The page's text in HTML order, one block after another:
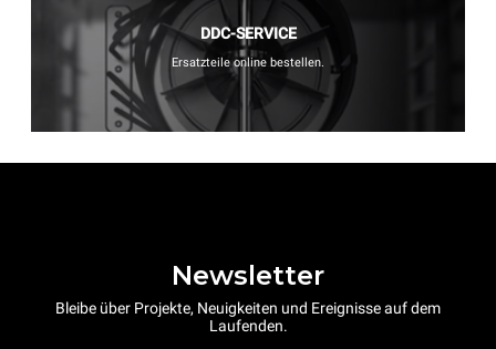
DDC-SERVICE
Ersatzteile online bestellen.
Newsletter
Bleibe über Projekte, Neuigkeiten und Ereignisse auf dem
Laufenden.